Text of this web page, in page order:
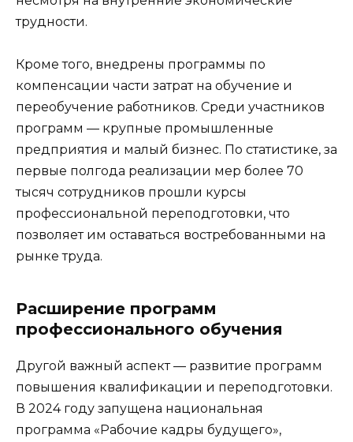
трудности.
Кроме того, внедрены программы по
компенсации части затрат на обучение и
переобучение работников. Среди участников
программ — крупные промышленные
предприятия и малый бизнес. По статистике, за
первые полгода реализации мер более 70
тысяч сотрудников прошли курсы
профессиональной переподготовки, что
позволяет им оставаться востребованными на
рынке труда.
Расширение программ
профессионального обучения
Другой важный аспект — развитие программ
повышения квалификации и переподготовки.
В 2024 году запущена национальная
программа «Рабочие кадры будущего»,